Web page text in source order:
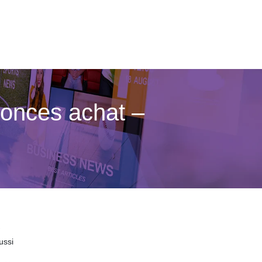
achat –